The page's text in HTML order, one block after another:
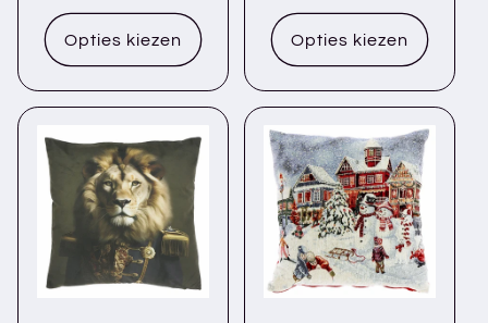
Opties kiezen
prijs
Opties kiezen